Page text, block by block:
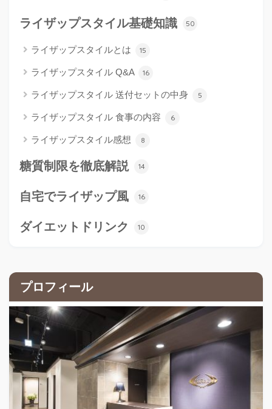
ライザップスタイル基礎知識 50
ライザップスタイルとは 15
ライザップスタイル Q&A 16
ライザップスタイル 送付セットの中身 5
ライザップスタイル 食事の内容 6
ライザップスタイル感想 8
糖質制限を徹底解説 14
自宅でライザップ風 16
ダイエットドリンク 10
プロフィール